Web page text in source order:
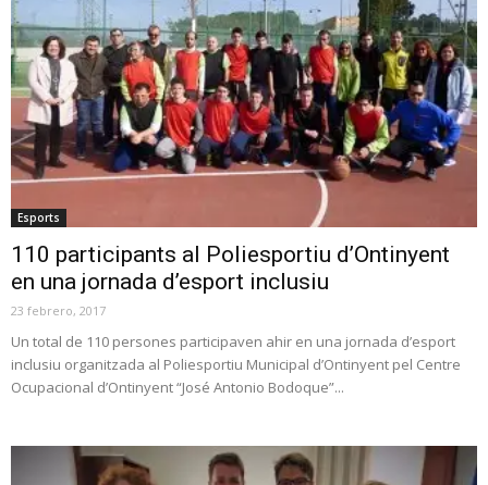
Esports
110 participants al Poliesportiu d’Ontinyent
en una jornada d’esport inclusiu
23 febrero, 2017
Un total de 110 persones participaven ahir en una jornada d’esport
inclusiu organitzada al Poliesportiu Municipal d’Ontinyent pel Centre
Ocupacional d’Ontinyent “José Antonio Bodoque”...